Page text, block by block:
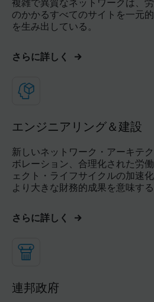
複雑で異質なネットワークは、
のかかるすべてのサイトを一元
を生み出している。
さらに詳しく
エンジニアリング＆建設
新しいネットワーク・アーキテ
ボレーション、合理化された労
ェクト・ライフサイクルの加速
より大きな財務的成果を意味する
さらに詳しく
連邦政府